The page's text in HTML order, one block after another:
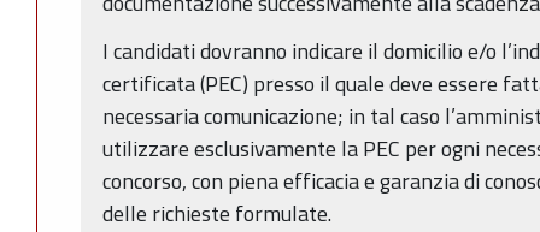
I candidati dovranno indicare il domicilio e/o
certificata (PEC) presso il quale deve essere
necessaria comunicazione; in tal caso
utilizzare esclusivamente la PEC per ogni
concorso, con piena efficacia e garanzia di
delle richieste formulate.